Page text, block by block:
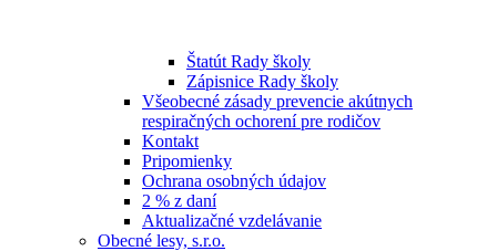
Štatút Rady školy
Zápisnice Rady školy
Všeobecné zásady prevencie akútnych
respiračných ochorení pre rodičov
Kontakt
Pripomienky
Ochrana osobných údajov
2 % z daní
Aktualizačné vzdelávanie
Obecné lesy, s.r.o.